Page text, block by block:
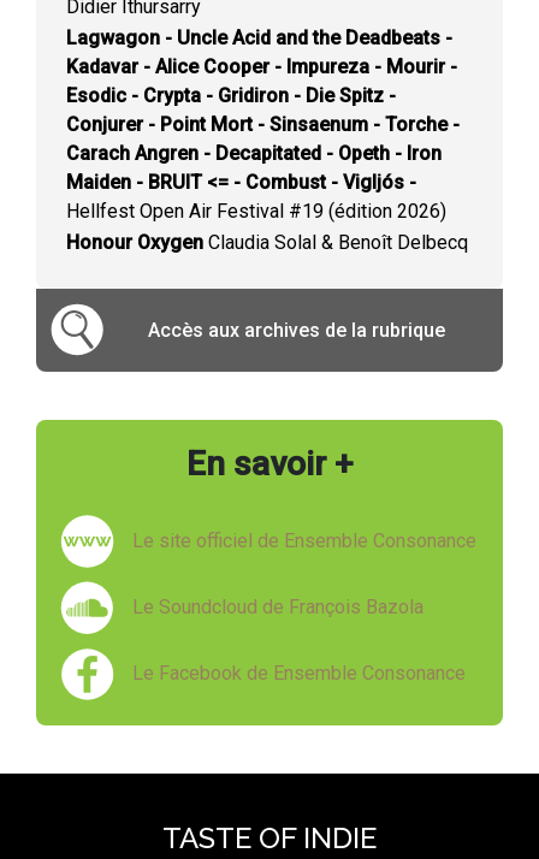
Didier Ithursarry
Lagwagon - Uncle Acid and the Deadbeats -
Kadavar - Alice Cooper - Impureza - Mourir -
Esodic - Crypta - Gridiron - Die Spitz -
Conjurer - Point Mort - Sinsaenum - Torche -
Carach Angren - Decapitated - Opeth - Iron
Maiden - BRUIT <= - Combust - Vigljós -
Hellfest Open Air Festival #19 (édition 2026)
Honour Oxygen Claudia Solal & Benoît Delbecq
Accès aux archives de la rubrique
En savoir +
Le site officiel de Ensemble Consonance
Le Soundcloud de François Bazola
Le Facebook de Ensemble Consonance
TASTE OF INDIE